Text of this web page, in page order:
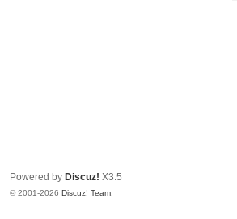
Powered by Discuz! X3.5
© 2001-2026 Discuz! Team